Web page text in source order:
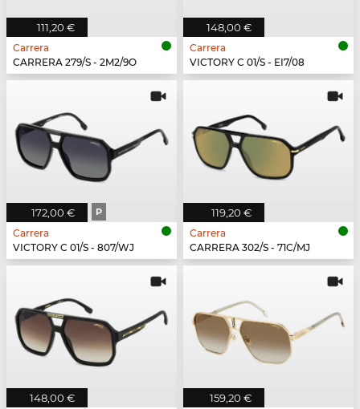
111,20 €
Carrera
CARRERA 279/S - 2M2/9O
148,00 €
Carrera
VICTORY C 01/S - EI7/08
172,00 € P
Carrera
VICTORY C 01/S - 807/WJ
119,20 €
Carrera
CARRERA 302/S - 71C/MJ
148,00 € 159,20 €